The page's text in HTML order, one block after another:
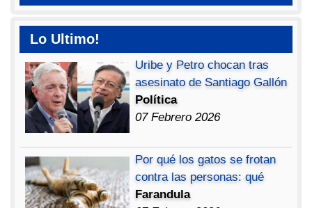
Lo Ultimo!
Uribe y Petro chocan tras
asesinato de Santiago Gallón
Política
07 Febrero 2026
Por qué los gatos se frotan
contra las personas: qué
Farandula